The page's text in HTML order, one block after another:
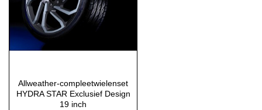
Allweather-compleetwielenset
HYDRA STAR Exclusief Design
19 inch